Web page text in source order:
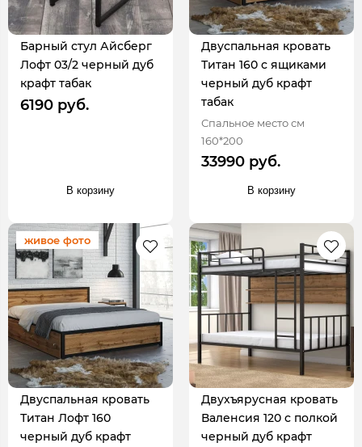
Барный стул Айсберг
Лофт 03/2 черный дуб
крафт табак
6190 руб.
В корзину
Двуспальная кровать
Титан 160 с ящиками
черный дуб крафт
табак
Спальное место см
160*200
33990 руб.
В корзину
живое фото
Двуспальная кровать
Титан Лофт 160
черный дуб крафт
Двухъярусная кровать
Валенсия 120 с полкой
черный дуб крафт